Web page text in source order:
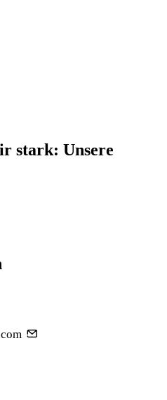
stark: Unsere